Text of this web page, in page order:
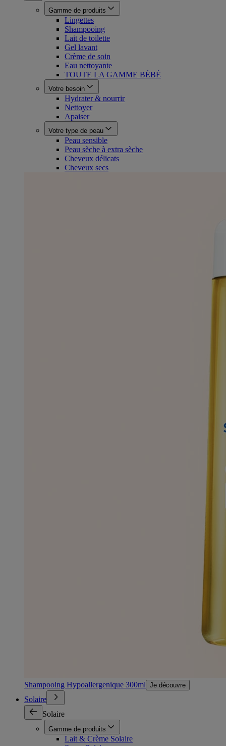
Gamme de produits
Lingettes
Shampooing
Lait de toilette
Gel lavant
Crème de soin
Eau nettoyante
TOUTE LA GAMME BÉBÉ
Votre besoin
Hydrater & nourrir
Nettoyer
Apaiser
Votre type de peau
Peau sensible
Peau sèche à extra sèche
Cheveux délicats
Cheveux secs
Shampooing Hypoallergenique 300ml Je découvre
Solaire
Solaire
Gamme de produits
Lait & Crème Solaire